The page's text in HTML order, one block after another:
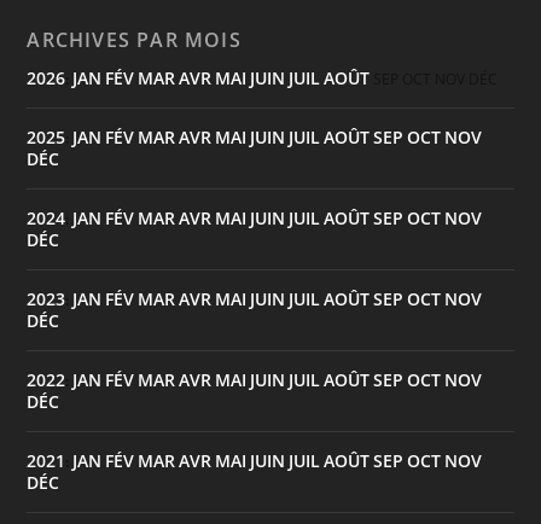
ARCHIVES PAR MOIS
2026 JAN FÉV MARAVR MAI JUIN JUILAOÛT
2025 JAN FÉV MARAVR MAI JUIN JUILAOÛTSEP OCT NOV
DÉC
2024 JAN FÉV MARAVR MAI JUIN JUILAOÛTSEP OCT NOV
DÉC
2023 JAN FÉV MARAVR MAI JUIN JUILAOÛTSEP OCT NOV
DÉC
2022 JAN FÉV MARAVR MAI JUIN JUILAOÛTSEP OCT NOV
DÉC
2021 JAN FÉV MARAVR MAI JUIN JUILAOÛTSEP OCT NOV
DÉC